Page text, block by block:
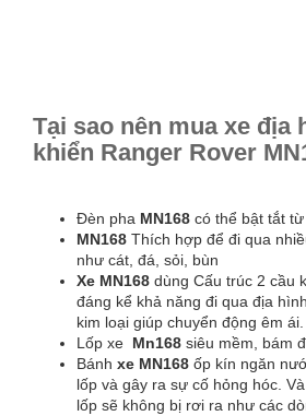
Tại sao nên mua xe địa
khiển Ranger Rover
Đèn pha MN168 có thể bật tắt
MN168 Thích hợp để đi qua
như cát, đá, sỏi, bùn
Xe MN168 dùng Cấu trúc 2 cầu
đáng kể khả năng đi qua địa
kim loại giúp chuyển động êm ái.
Lốp xe Mn168 siêu mềm, bám
Bánh xe MN168 ốp kín ngăn
lốp và gây ra sự cố hỏng hóc.
lốp sẽ không bị rơi ra như các